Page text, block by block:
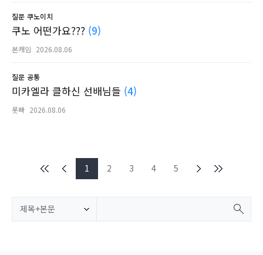
질문 쿠노이치
쿠노 어떤가요??? (9)
본캐임 2026.08.06
질문 공통
미카엘라 클하신 선배님들 (4)
롯빠 2026.08.06
1 2 3 4 5
제목+본문